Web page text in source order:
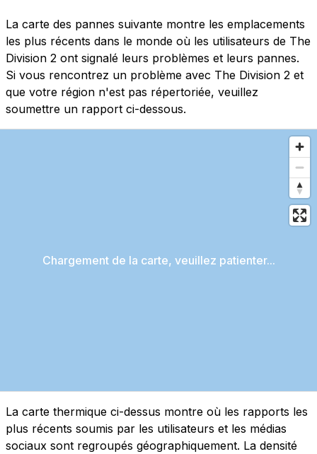
La carte des pannes suivante montre les emplacements
les plus récents dans le monde où les utilisateurs de The
Division 2 ont signalé leurs problèmes et leurs pannes.
Si vous rencontrez un problème avec The Division 2 et
que votre région n'est pas répertoriée, veuillez
soumettre un rapport ci-dessous.
Chargement de la carte, veuillez patienter...
La carte thermique ci-dessus montre où les rapports les
plus récents soumis par les utilisateurs et les médias
sociaux sont regroupés géographiquement. La densité